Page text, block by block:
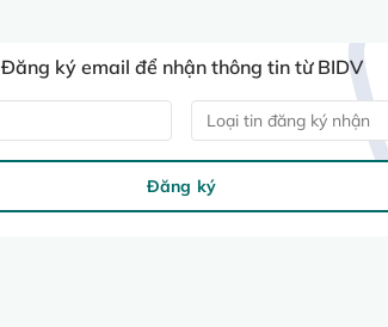
Đăng ký email để nhận thông tin từ BIDV
Loại tin đăng ký nhận
Đăng ký